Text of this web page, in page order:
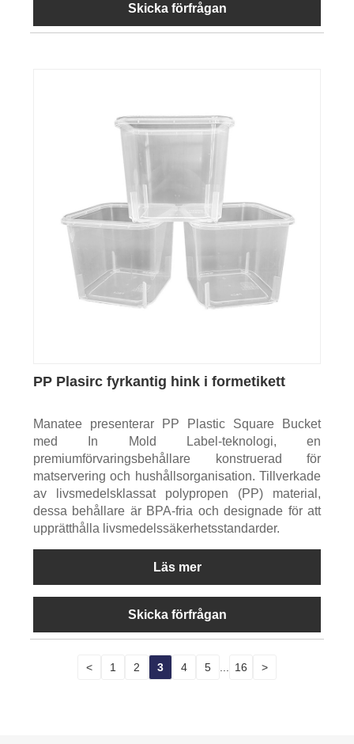
Skicka förfrågan
PP Plasirc fyrkantig hink i formetikett
Manatee presenterar PP Plastic Square Bucket
med In Mold Label-teknologi, en
premiumförvaringsbehållare konstruerad för
matservering och hushållsorganisation. Tillverkade
av livsmedelsklassat polypropen (PP) material,
dessa behållare är BPA-fria och designade för att
upprätthålla livsmedelssäkerhetsstandarder.
Läs mer
Skicka förfrågan
< 1 2 3 4 5 16 >